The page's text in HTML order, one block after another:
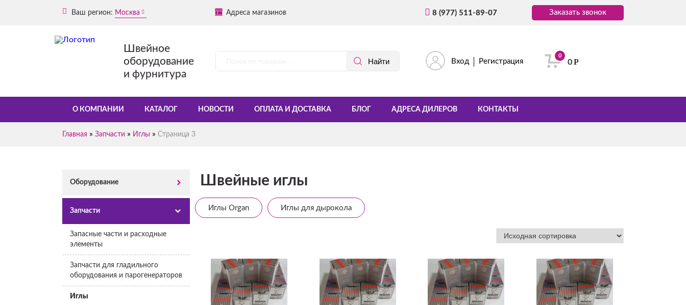
Ваш регион: Москва Адреса магазинов 8 (977) 511-89-07 Заказать звонок
Швейное
оборудование
и фурнитура
Вход Регистрация
0
0Р
О КОМПАНИИ КАТАЛОГ НОВОСТИ ОПЛАТА И ДОСТАВКА БЛОГ АДРЕСА ДИЛЕРОВ КОНТАКТЫ
Главная » Запчасти » Иглы » Страница 3
Оборудование
Запчасти
Запасные части и расходные
элементы
Запчасти для гладильного
оборудования и парогенераторов
Иглы
Швейные иглы
Иглы Organ Иглы для дырокола